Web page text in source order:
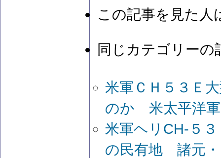
この記事を見た人
同じカテゴリーの
米軍ＣＨ５３Ｅ
のか 米太平洋
米軍ヘリCH-５
の民有地 諸元